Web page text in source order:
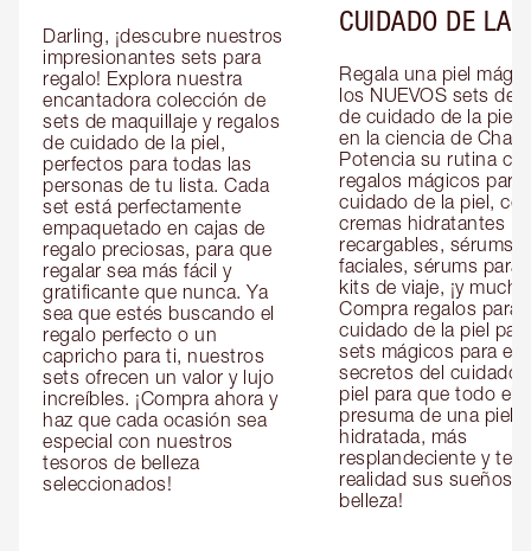
Darling, ¡descubre nuestros
impresionantes sets para
regalo! Explora nuestra
encantadora colección de
sets de maquillaje y regalos
de cuidado de la piel,
perfectos para todas las
personas de tu lista. Cada
set está perfectamente
empaquetado en cajas de
regalo preciosas, para que
regalar sea más fácil y
gratificante que nunca. Ya
sea que estés buscando el
regalo perfecto o un
capricho para ti, nuestros
sets ofrecen un valor y lujo
increíbles. ¡Compra ahora y
haz que cada ocasión sea
especial con nuestros
tesoros de belleza
seleccionados!
CUIDADO DE LA
Regala una piel
los NUEVOS sets de
de cuidado de la piel
en la ciencia de
Potencia su rutina
regalos mágicos para
cuidado de la piel,
cremas hidratantes
recargables, sérums
faciales, sérums para
kits de viaje, ¡y
Compra regalos para
cuidado de la piel
sets mágicos para
secretos del cuidado
piel para que todo el
presuma de una piel
hidratada, más
resplandeciente y
realidad sus sueños
belleza!